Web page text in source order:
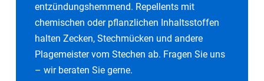
entzündungshemmend. Repellents mit
chemischen oder pflanzlichen Inhaltsstoffen
halten Zecken, Stechmücken und andere
Plagemeister vom Stechen ab. Fragen Sie uns
– wir beraten Sie gerne.